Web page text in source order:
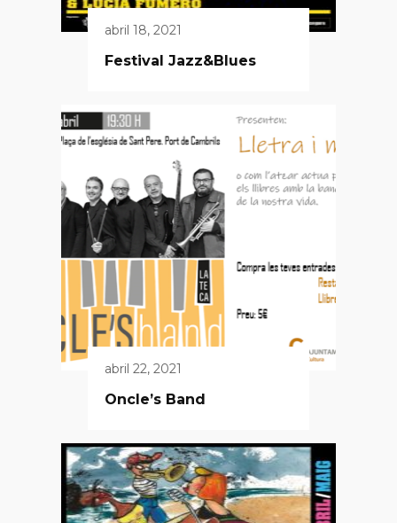
abril 18, 2021
Festival Jazz&Blues
abril 22, 2021
Oncle’s Band